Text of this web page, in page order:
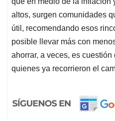
altos, surgen comunidades
útil, recomendando esos
posible llevar más con
ahorrar, a veces, es
quienes ya recorrieron el